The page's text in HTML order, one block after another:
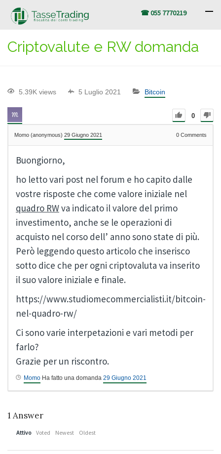
☎ 055 7770219
Criptovalute e RW domanda
5.39K views 5 Luglio 2021 Bitcoin
0
Momo (anonymous) 29 Giugno 2021 0 Comments
Buongiorno,
ho letto vari post nel forum e ho capito dalle
vostre risposte che come valore iniziale nel
quadro RWva indicato il valore del primo
investimento, anche se le operazioni di
acquisto nel corso dell’ anno sono state di più.
Però leggendo questo articolo che inserisco
sotto dice che per ogni criptovaluta va inserito
il suo valore iniziale e finale.
https://www.studiomecommercialisti.it/bitcoin-
nel-quadro-rw/
Ci sono varie interpetazioni e vari metodi per
farlo?
Grazie per un riscontro.
Momo Ha fatto una domanda 29 Giugno 2021
1 Answer
Attivo Voted Newest Oldest